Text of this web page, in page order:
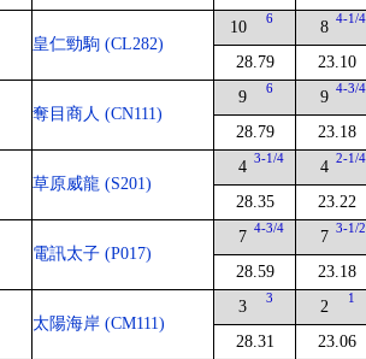
皇仁勁駒 (CL282)
10 6
28.79
8 4-1/4
23.10
奪目商人 (CN111)
9 6
28.79
9 4-3/4
23.18
草原威龍 (S201)
4 3-1/4
28.35
4 2-1/4
23.22
電訊太子 (P017)
7 4-3/4
28.59
7 3-1/2
23.18
太陽海岸 (CM111)
3 3
28.31
2 1
23.06